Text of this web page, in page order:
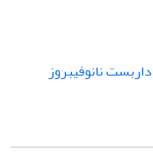
داربست نانوفیبروز